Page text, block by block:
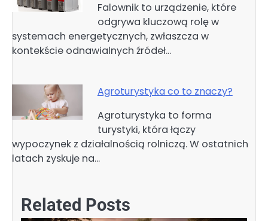
Falownik to urządzenie, które
odgrywa kluczową rolę w
systemach energetycznych, zwłaszcza w
kontekście odnawialnych źródeł…
Agroturystyka co to znaczy?
Agroturystyka to forma
turystyki, która łączy
wypoczynek z działalnością rolniczą. W ostatnich
latach zyskuje na…
Related Posts